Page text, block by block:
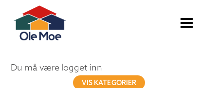
Du må være logget inn
VIS KATEGORIER